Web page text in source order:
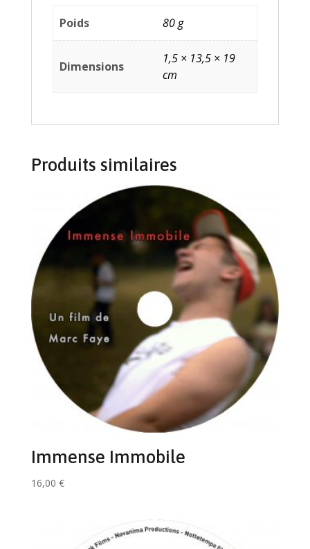
Poids 80 g
Dimensions
1,5 × 13,5 × 19
cm
Produits similaires
Immense Immobile
16,00 €